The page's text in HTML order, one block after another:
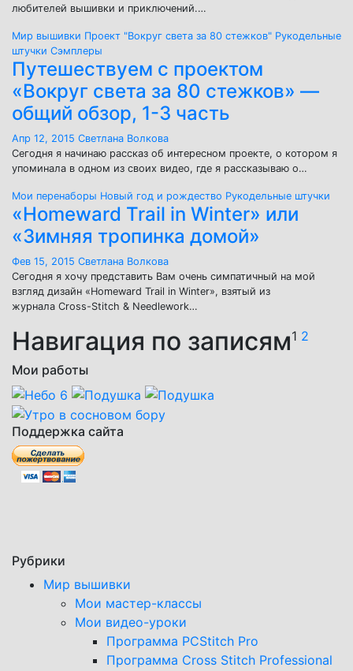
любителей вышивки и приключений.…
Мир вышивки Проект "Вокруг света за 80 стежков" Рукодельные
штучки Сэмплеры
Путешествуем с проектом
«Вокруг света за 80 стежков» —
общий обзор, 1-3 часть
Апр 12, 2015 Светлана Волкова
Сегодня я начинаю рассказ об интересном проекте, о котором я
упоминала в одном из своих видео, где я рассказываю о…
Мои перенаборы Новый год и рождество Рукодельные штучки
«Homeward Trail in Winter» или
«Зимняя тропинка домой»
Фев 15, 2015 Светлана Волкова
Сегодня я хочу представить Вам очень симпатичный на мой
взгляд дизайн «Homeward Trail in Winter», взятый из
журнала Cross-Stitch & Needlework…
Навигация по записям1 2
Мои работы
Поддержка сайта
Рубрики
Мир вышивки
Мои мастер-классы
Мои видео-уроки
Программа PCStitch Pro
Программа Cross Stitch Professional